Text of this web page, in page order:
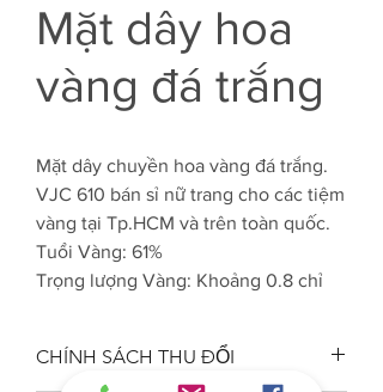
Mặt dây hoa
vàng đá trắng
Mặt dây chuyền hoa vàng đá trắng.
VJC 610 bán sỉ nữ trang cho các tiệm
vàng tại Tp.HCM và trên toàn quốc.
Tuổi Vàng: 61%
Trọng lượng Vàng: Khoảng 0.8 chỉ
CHÍNH SÁCH THU ĐỔI